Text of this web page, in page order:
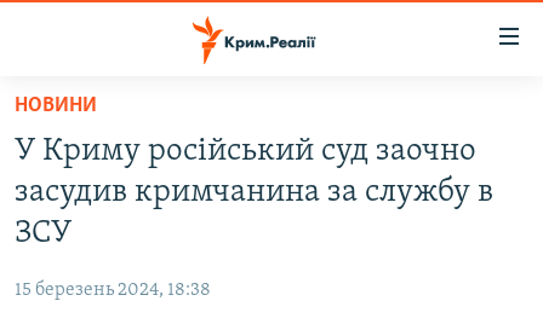
Перейти
основного
матеріалу
Перейти
до
основної
навігації
ВОДА.КРИМ
ВІДЕО ТА ФОТО
БЛОГИ
НОВИНИ
У Криму російський суд заочно
засудив кримчанина за службу в
ЗСУ
15 березень 2024, 18:38